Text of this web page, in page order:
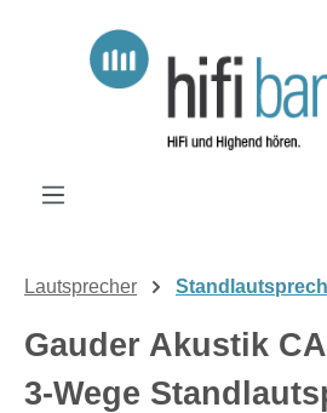
Zum Hauptinhalt springen
Lautsprecher
Gauder Akustik
3-Wege